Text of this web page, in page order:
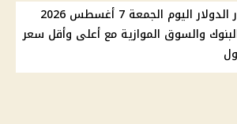
أسعار الدولار اليوم الجمعة 7 أغسطس 2026
والسوق الموازية مع أعلى وأقل سعر